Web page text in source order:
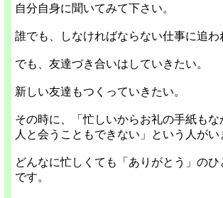
自分自身に聞いてみて下さい。
誰でも、しなければならない仕事に追
でも、友達づき合いはしていきたい。
新しい友達もつくっていきたい。
その時に、「忙しいからお礼の手紙も
人と会うこともできない」という人がい
どんなに忙しくても「ありがとう」の
です。